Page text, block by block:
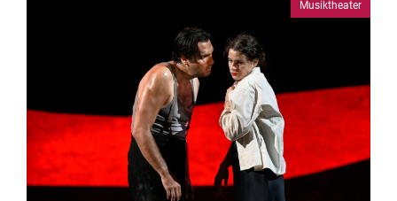
Musiktheater